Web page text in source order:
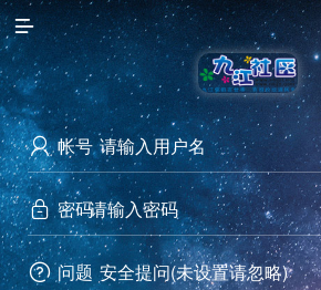

 帐号
 密码
 问题 安全提问(未设置请忽略)